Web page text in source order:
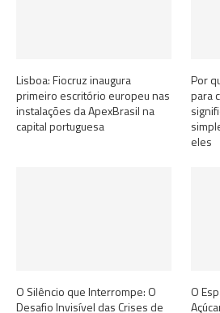
Lisboa: Fiocruz inaugura
primeiro escritório europeu nas
instalações da ApexBrasil na
capital portuguesa
Por
para
eles
O Silêncio que Interrompe: O
Desafio Invisível das Crises de
O